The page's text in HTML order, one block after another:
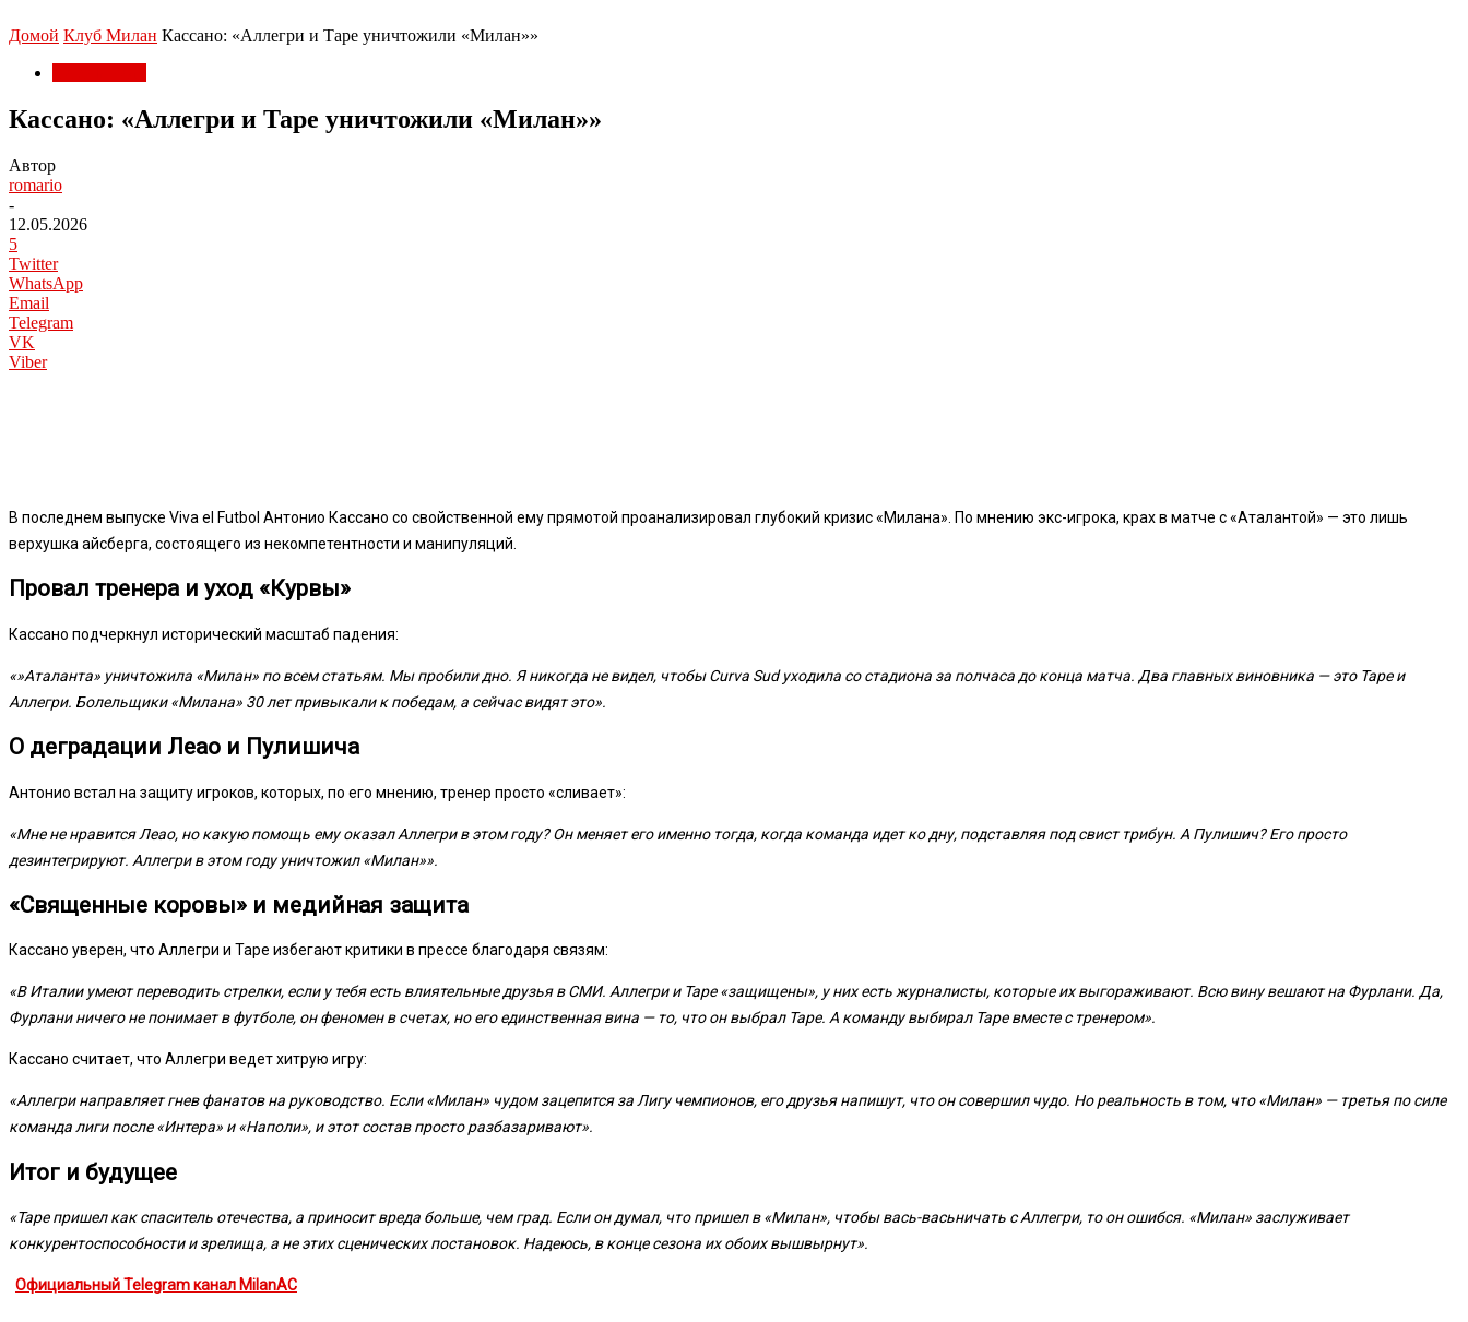
Домой Клуб Милан Кассано: «Аллегри и Таре уничтожили «Милан»»
Кассано: «Аллегри и Таре уничтожили «Милан»»
Автор
romario
-
12.05.2026
5
Twitter
WhatsApp
Email
Telegram
VK
Viber
В последнем выпуске Viva el Futbol Антонио Кассано со свойственной ему прямотой проанализировал глубокий кризис «Милана». По мнению экс-игрока, крах в матче с «Аталантой» — это лишь
верхушка айсберга, состоящего из некомпетентности и манипуляций.
Провал тренера и уход «Курвы»
Кассано подчеркнул исторический масштаб падения:
«»Аталанта» уничтожила «Милан» по всем статьям. Мы пробили дно. Я никогда не видел, чтобы Curva Sud уходила со стадиона за полчаса до конца матча. Два главных виновника — это Таре и
Аллегри. Болельщики «Милана» 30 лет привыкали к победам, а сейчас видят это».
О деградации Леао и Пулишича
Антонио встал на защиту игроков, которых, по его мнению, тренер просто «сливает»:
«Мне не нравится Леао, но какую помощь ему оказал Аллегри в этом году? Он меняет его именно тогда, когда команда идет ко дну, подставляя под свист трибун. А Пулишич? Его просто
дезинтегрируют. Аллегри в этом году уничтожил «Милан»».
«Священные коровы» и медийная защита
Кассано уверен, что Аллегри и Таре избегают критики в прессе благодаря связям:
«В Италии умеют переводить стрелки, если у тебя есть влиятельные друзья в СМИ. Аллегри и Таре «защищены», у них есть журналисты, которые их выгораживают. Всю вину вешают на Фурлани. Да,
Фурлани ничего не понимает в футболе, он феномен в счетах, но его единственная вина — то, что он выбрал Таре. А команду выбирал Таре вместе с тренером».
Кассано считает, что Аллегри ведет хитрую игру:
«Аллегри направляет гнев фанатов на руководство. Если «Милан» чудом зацепится за Лигу чемпионов, его друзья напишут, что он совершил чудо. Но реальность в том, что «Милан» — третья по силе
команда лиги после «Интера» и «Наполи», и этот состав просто разбазаривают».
Итог и будущее
«Таре пришел как спаситель отечества, а приносит вреда больше, чем град. Если он думал, что пришел в «Милан», чтобы вась-васьничать с Аллегри, то он ошибся. «Милан» заслуживает
конкурентоспособности и зрелища, а не этих сценических постановок. Надеюсь, в конце сезона их обоих вышвырнут».
Официальный Telegram канал MilanAC